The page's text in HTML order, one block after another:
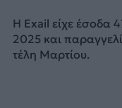
Η Exail είχε έσοδα
2025 και
τέλη Μαρτίου.